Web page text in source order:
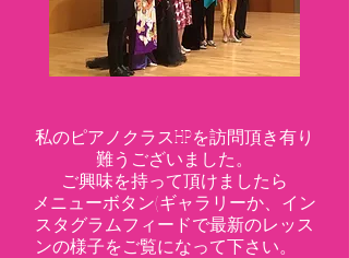
私のピアノクラスHPを訪問頂き有り
難うございました。
ご興味を持って頂けましたら
メニューボタン(ギャラリーか、イン
スタグラムフィードで最新のレッス
ンの様子をご覧になって下さい。